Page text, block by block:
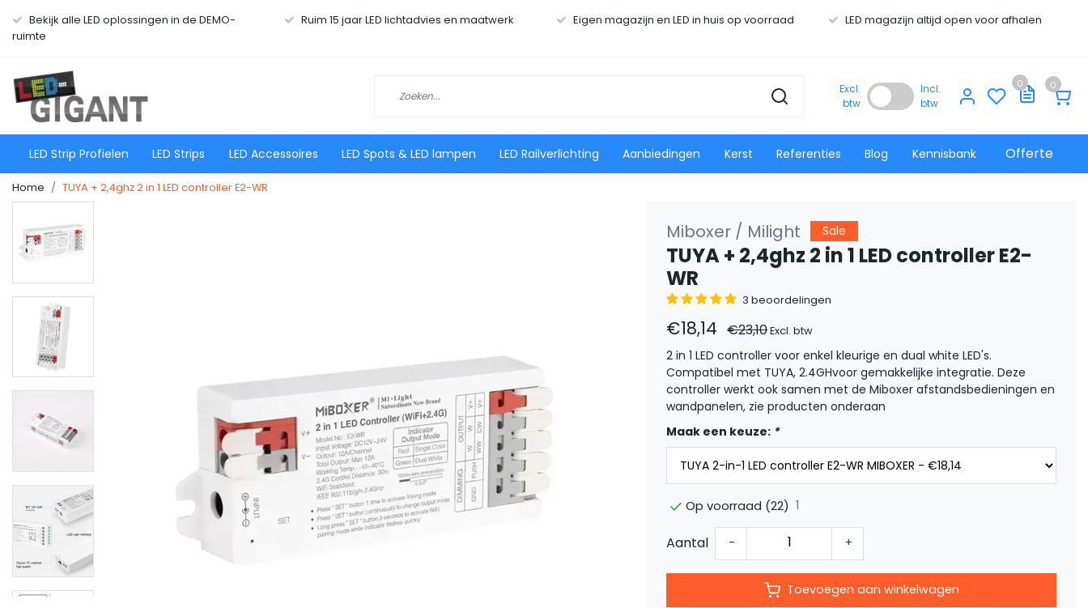
Bekijk alle LED oplossingen in de DEMO-
ruimte
Ruim 15 jaar LED lichtadvies en maatwerk Eigen magazijn en LED in huis op voorraad LED magazijn altijd open voor afhalen
Excl.
btw
Incl.
btw
0 0
LED Strip Profielen LED Strips LED Accessoires LED Spots & LED lampen LED Railverlichting Aanbiedingen Kerst Referenties Blog Kennisbank Offerte
Home TUYA + 2,4ghz 2 in 1 LED controller E2-WR
Miboxer / Milight Sale
TUYA + 2,4ghz 2 in 1 LED controller E2-
WR
3 beoordelingen
€18,14 €23,10Excl. btw
2 in 1 LED controller voor enkel kleurige en dual white LED's.
Compatibel met TUYA, 2.4GHvoor gemakkelijke integratie. Deze
controller werkt ook samen met de Miboxer afstandsbedieningen en
wandpanelen, zie producten onderaan
Maak een keuze: *
Op voorraad (22) 1
Aantal - +
Toevoegen aan winkelwagen